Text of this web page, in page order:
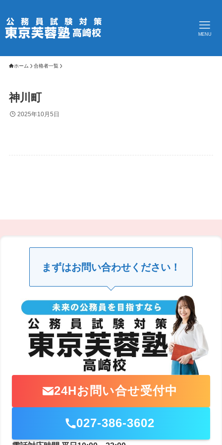
MENU
ホーム 合格者一覧
神川町
2025年10月5日
まずはお問い合わせください！
24Hお問い合せ受付中
027-386-3602